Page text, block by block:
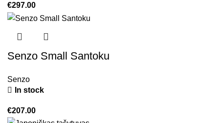
€297.00
Senzo Small Santoku
Senzo
In stock
€207.00